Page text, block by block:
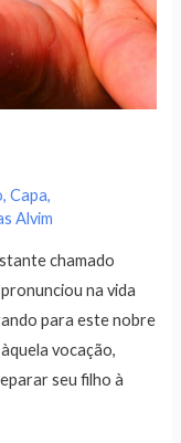
,Capa,
Alvim
chamado
na vida
para este nobre
vocação,
seu filho à